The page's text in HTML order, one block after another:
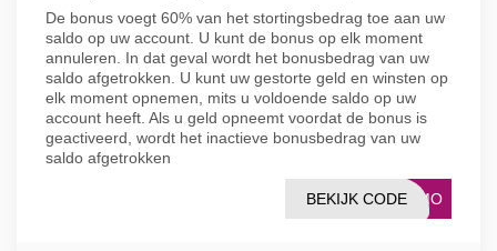
De bonus voegt 60% van het stortingsbedrag toe aan uw
saldo op uw account. U kunt de bonus op elk moment
annuleren. In dat geval wordt het bonusbedrag van uw
saldo afgetrokken. U kunt uw gestorte geld en winsten op
elk moment opnemen, mits u voldoende saldo op uw
account heeft. Als u geld opneemt voordat de bonus is
geactiveerd, wordt het inactieve bonusbedrag van uw
saldo afgetrokken
ROMO
BEKIJK CODE